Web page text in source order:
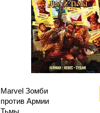
Marvel Зомби
против Армии
Тьмы